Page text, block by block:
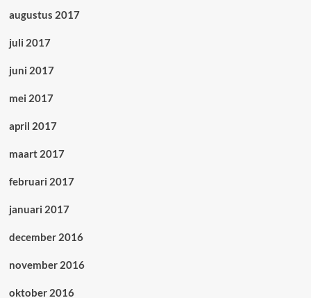
augustus 2017
juli 2017
juni 2017
mei 2017
april 2017
maart 2017
februari 2017
januari 2017
december 2016
november 2016
oktober 2016